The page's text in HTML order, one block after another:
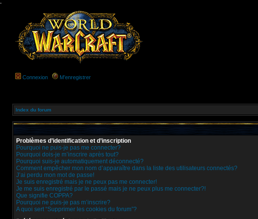
-
Connexion M’enregistrer
Index du forum
Problèmes d’identification et d’inscription
Pourquoi ne puis-je pas me connecter?
Pourquoi dois-je m’inscrire après tout?
Pourquoi suis-je automatiquement déconnecté?
Comment empêcher mon nom d’apparaître dans la liste des utilisateurs connectés?
J’ai perdu mon mot de passe!
Je suis enregistré mais je ne peux pas me connecter!
Je me suis enregistré par le passé mais je ne peux plus me connecter?!
Que signifie COPPA?
Pourquoi ne puis-je pas m’inscrire?
A quoi sert “Supprimer les cookies du forum”?